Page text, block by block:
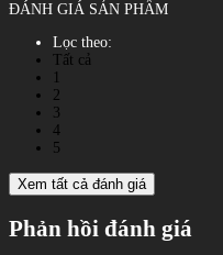
ĐÁNH GIÁ SẢN PHẨM
Lọc theo:
Tất cả
2
3
4
5
Xem tất cả đánh giá
Phản hồi đánh giá